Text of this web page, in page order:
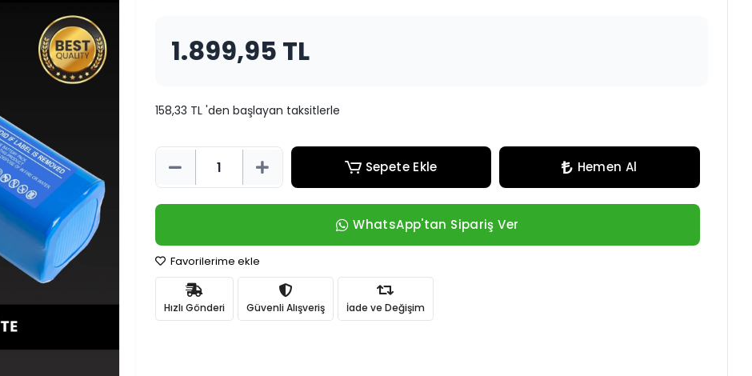
1.899,95 TL
158,33 TL 'den başlayan taksitlerle
Sepete Ekle Hemen Al
WhatsApp'tan Sipariş Ver
Favorilerime ekle
Hızlı Gönderi Güvenli Alışveriş İade ve Değişim